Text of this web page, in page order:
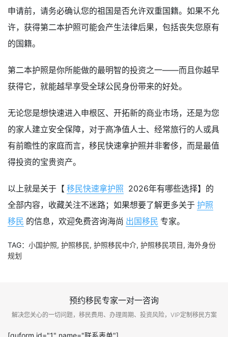
申请前，请务必确认您的祖国是否允许双重国籍。如果不允
许，获得第二本护照可能会产生法律后果，包括丧失您原有
的国籍。
第二本护照是你所能做的最明智的投资之一——而且你越早
获得它，就能越早享受全球公民身份带来的好处。
无论您是想快速进入申根区、开拓新的商业市场，还是为您
的家人建立安全保障，对于高净值人士、经常旅行的人或具
有前瞻性的家庭而言，移民快速拿护照并非奢侈，而是最值
得投资的宝贵资产。
以上就是关于【 移民快速拿护照 2026年有哪些选择】的
全部内容，收藏关注不迷路；如果想要了解更多关于 护照
移民 的信息，欢迎免费咨询海尚 出国移民 专家。
TAG： 小国护照, 护照移民, 护照移民中介, 护照移民项目, 海外身份
规划
预约移民专家一对一咨询
解决您关心的一切问题，移民费用、办理周期、投资风险，VIP定制移民方案
[quform id="1" name="联系表单"]